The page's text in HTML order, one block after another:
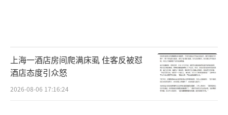
上海一酒店房间爬满床虱 住客反被怼
酒店态度引众怒
2026-08-06 17:16:24